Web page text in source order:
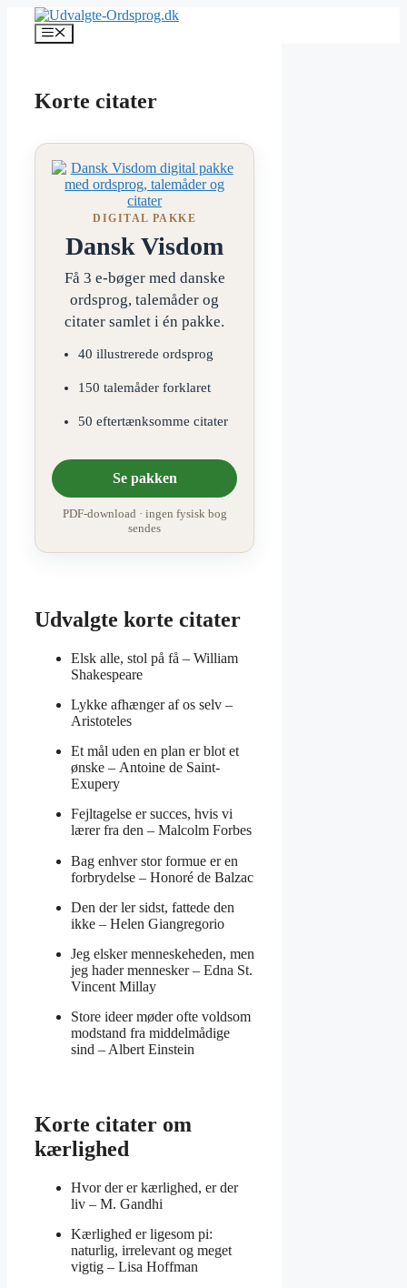
indhold
Menu
Korte citater
DIGITAL PAKKE
Dansk Visdom
Få 3 e-bøger med danske
ordsprog, talemåder og
citater samlet i én pakke.
40 illustrerede ordsprog
150 talemåder forklaret
50 eftertænksomme citater
Se pakken
PDF-download · ingen fysisk bog
sendes
Udvalgte korte citater
Elsk alle, stol på få – William
Shakespeare
Lykke afhænger af os selv –
Aristoteles
Et mål uden en plan er blot et
ønske – Antoine de Saint-
Exupery
Fejltagelse er succes, hvis vi
lærer fra den – Malcolm Forbes
Bag enhver stor formue er en
forbrydelse – Honoré de Balzac
Den der ler sidst, fattede den
ikke – Helen Giangregorio
Jeg elsker menneskeheden, men
jeg hader mennesker – Edna St.
Vincent Millay
Store ideer møder ofte voldsom
modstand fra middelmådige
sind – Albert Einstein
Korte citater om
kærlighed
Hvor der er kærlighed, er der
liv – M. Gandhi
Kærlighed er ligesom pi:
naturlig, irrelevant og meget
vigtig – Lisa Hoffman